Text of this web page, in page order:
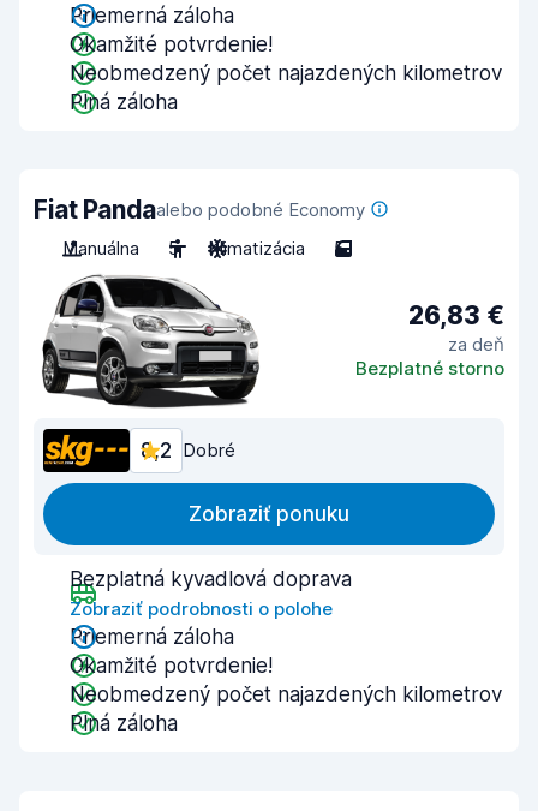
Priemerná záloha
Okamžité potvrdenie!
Neobmedzený počet najazdených kilometrov
Plná záloha
Fiat Pandaalebo podobné Economy
Manuálna
5 Klimatizácia 5
26,83 €
za deň
Bezplatné storno
8,2 Dobré
Zobraziť ponuku
Bezplatná kyvadlová doprava
Zobraziť podrobnosti o polohe
Priemerná záloha
Okamžité potvrdenie!
Neobmedzený počet najazdených kilometrov
Plná záloha